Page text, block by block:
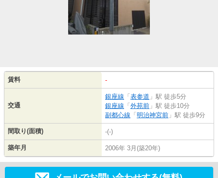
賃料 -
交通
銀座線 「 表参道 」駅 徒歩5分
銀座線 「 外苑前 」駅 徒歩10分
副都心線 「 明治神宮前 」駅 徒歩9分
間取り(面積) -(-)
築年月 2006年 3月(築20年)